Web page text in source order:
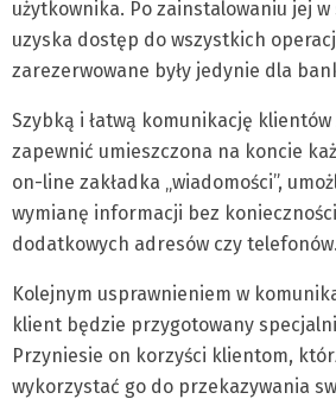
użytkownika. Po zainstalowaniu jej
uzyska dostęp do wszystkich
zarezerwowane były jedynie dla
Szybką i łatwą komunikację
zapewnić umieszczona na koncie
on-line zakładka „wiadomości”,
wymianę informacji bez
dodatkowych adresów czy telefonów.
Kolejnym usprawnieniem w
klient będzie przygotowany
Przyniesie on korzyści klientom,
wykorzystać go do przekazywania